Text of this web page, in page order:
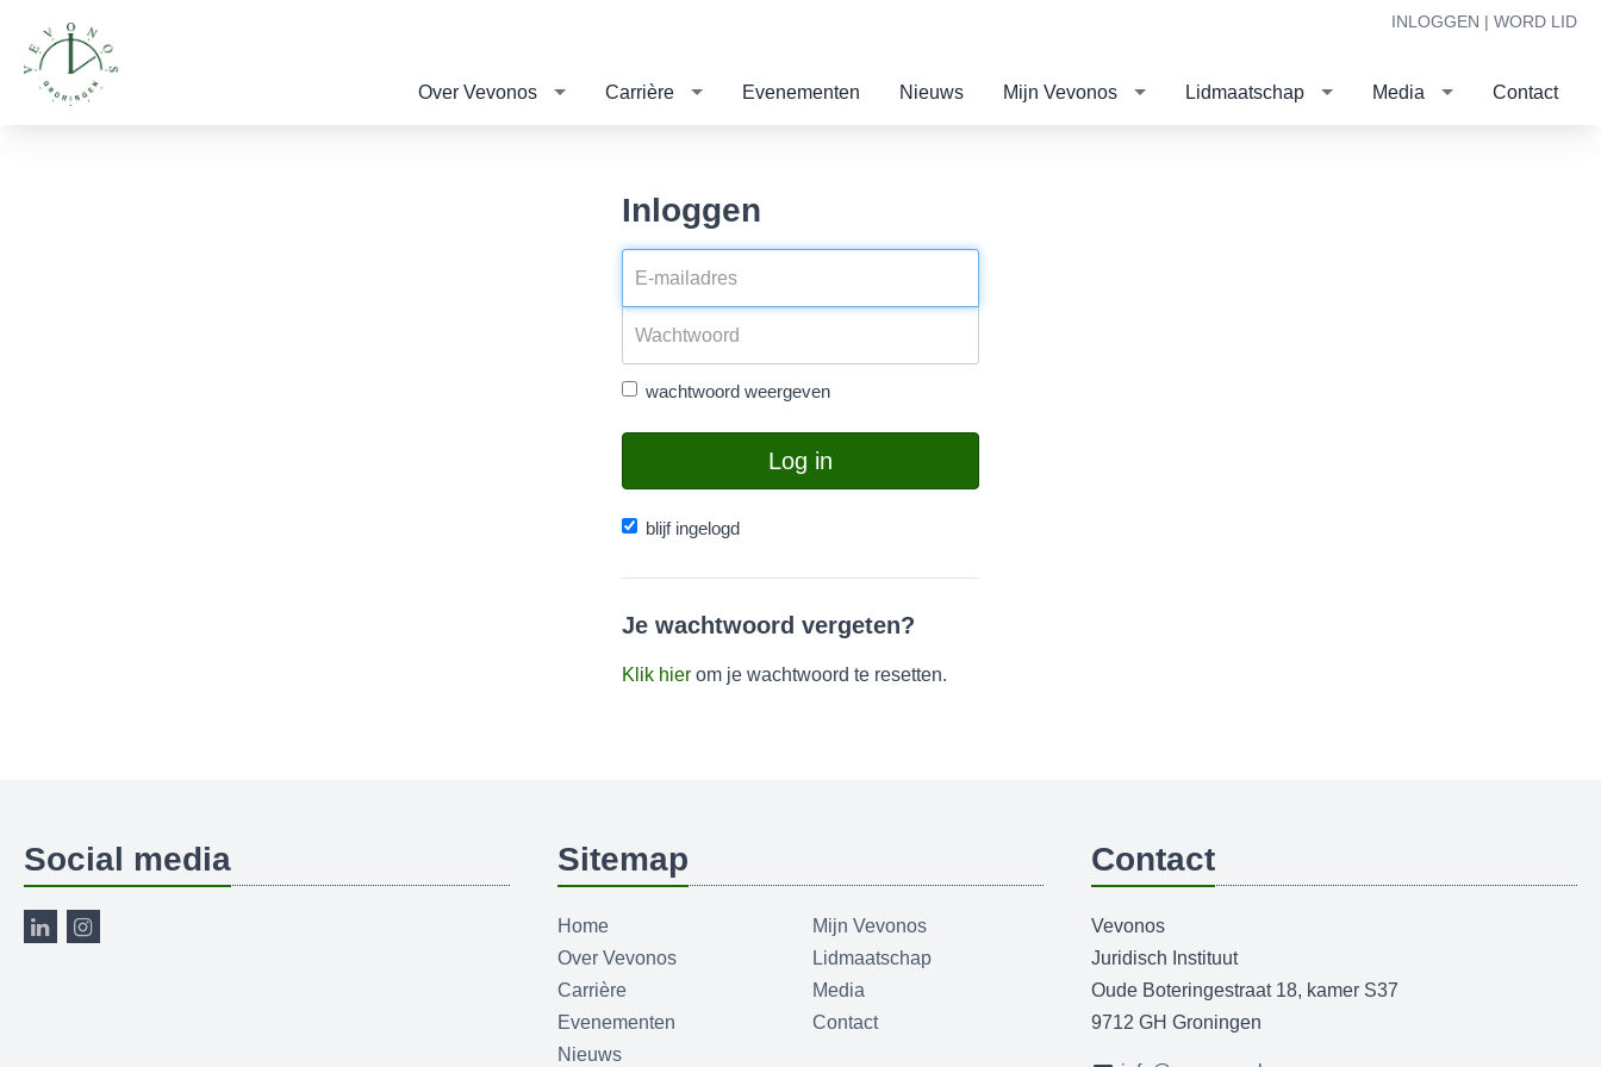
INLOGGEN | WORD LID
Over Vevonos Carrière Evenementen Nieuws Mijn Vevonos Lidmaatschap Media Contact
Inloggen
wachtwoord weergeven
Log in
blijf ingelogd
Je wachtwoord vergeten?
Klik hier om je wachtwoord te resetten.
Social media Sitemap
Home
Over Vevonos
Carrière
Evenementen
Nieuws
Mijn Vevonos
Lidmaatschap
Media
Contact
Contact
Vevonos
Juridisch Instituut
Oude Boteringestraat 18, kamer S37
9712 GH Groningen